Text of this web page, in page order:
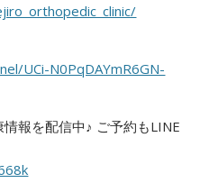
UCi-N0PqDAYmR6GN-
報を配信中♪ ご予約もLINE